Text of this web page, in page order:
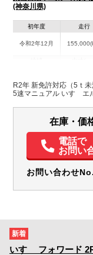
(神奈川県)
初年度
令和2年12月
走行
神奈川県
R2年 新免許対応（5ｔ
5速マニュアル いすゞエ
在庫・価
電話で
お問い
お問い合わせNo.
新着
いすゞ フォワード